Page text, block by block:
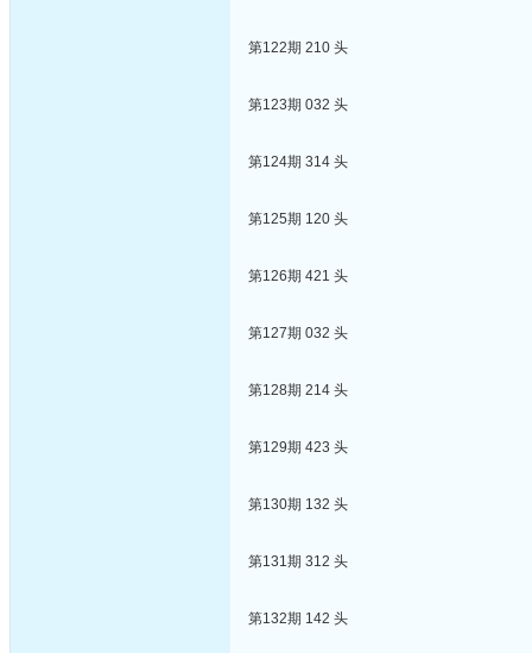
第122期 210 头
第123期 032 头
第124期 314 头
第125期 120 头
第126期 421 头
第127期 032 头
第128期 214 头
第129期 423 头
第130期 132 头
第131期 312 头
第132期 142 头